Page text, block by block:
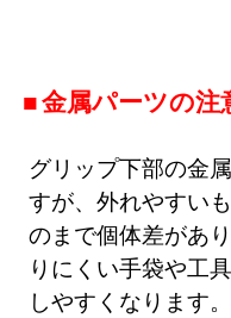
金属パーツの注
グリップ下部の金
すが、外れやすい
のまで個体差があ
りにくい手袋や工
しやすくなります